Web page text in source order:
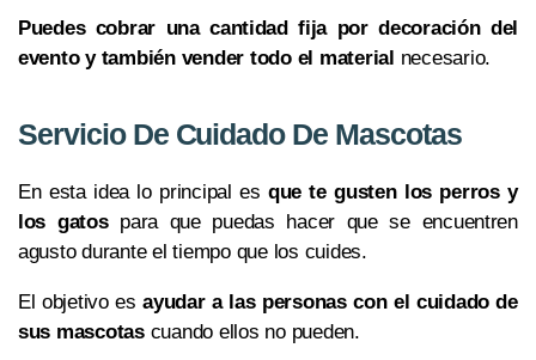
Puedes cobrar una cantidad fija por decoración del
evento y también vender todo el material necesario.
Servicio De Cuidado De Mascotas
En esta idea lo principal es que te gusten los perros y
los gatospara que puedas hacer que se encuentren
agusto durante el tiempo que los cuides.
El objetivo esayudar a las personas con el cuidado de
sus mascotascuando ellos no pueden.